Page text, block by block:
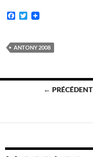
F
b
o
T
t
e
ANTONY 2008
Navigation
articles
← PRÉCÉDENT